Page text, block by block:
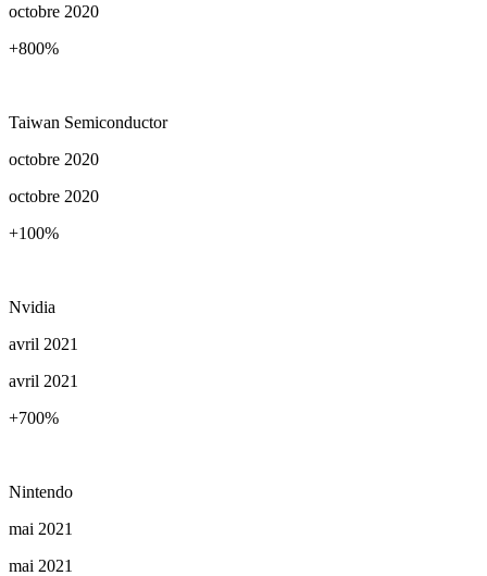
octobre 2020
+800%
Taiwan Semiconductor
octobre 2020
octobre 2020
+100%
Nvidia
avril 2021
avril 2021
+700%
Nintendo
mai 2021
mai 2021